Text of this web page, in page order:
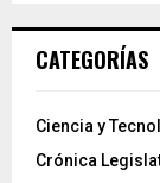
CATEGORÍAS
Ciencia y
Crónica